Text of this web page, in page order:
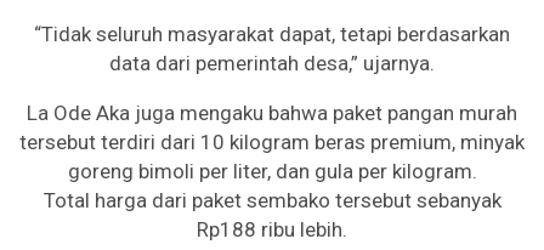
“Tidak seluruh masyarakat dapat, tetapi berdasarkan
data dari pemerintah desa,” ujarnya.
La Ode Aka juga mengaku bahwa paket pangan murah
tersebut terdiri dari 10 kilogram beras premium, minyak
goreng bimoli per liter, dan gula per kilogram.
Total harga dari paket sembako tersebut sebanyak
Rp188 ribu lebih.